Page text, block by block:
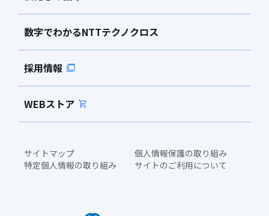
数字でわかるNTTテクノクロス
採用情報
WEBストア
サイトマップ
個人情報保護の取り組み
特定個人情報の取り組み
サイトのご利用について